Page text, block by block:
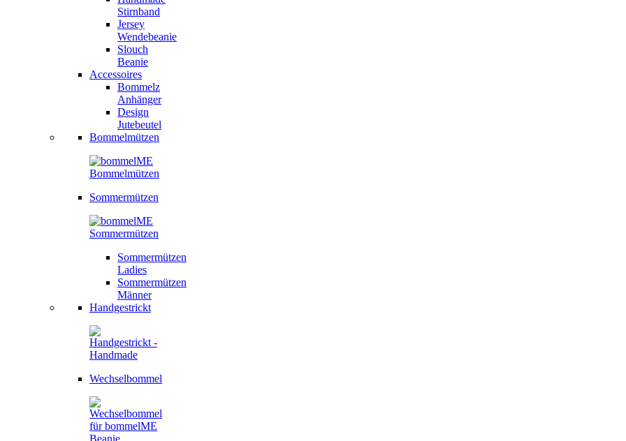
Stirnband
Jersey
Wendebeanie
Slouch
Beanie
Accessoires
Bommelz
Anhänger
Design
Jutebeutel
Bommelmützen
Sommermützen
Sommermützen
Ladies
Sommermützen
Männer
Handgestrickt
Wechselbommel